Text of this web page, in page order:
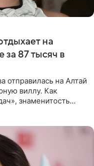
на
87 тысяч в
отправилась на Алтай
виллу. Как
знаменитость